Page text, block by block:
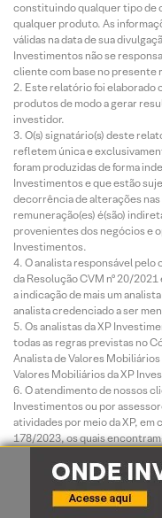
constituindo qualquer tipo de
qualquer produto. As
válidas na data de sua
Investimentos não se
cliente com base no presente
Este relatório foi elaborado
produtos de modo a gerar
investidor.
O(s) signatário(s) deste
refletem única e
foram produzidas de forma
Investimentos e que estão
decorrência de alterações nas
remuneração(es) é(são)
provenientes dos negócios e
Investimentos.
O analista responsável
da Resolução CVM nº 20/
a indicação de mais um
analista credenciado a ser
Os analistas da XP
todas as regras previstas no
Analista de Valores
Valores Mobiliários da XP
O atendimento de nossos
Investimentos ou por
atividades por meio da XP, em
178/2023, os quais
assessor de investimento
gestão de patrimônio de
solicitar autorização prévia